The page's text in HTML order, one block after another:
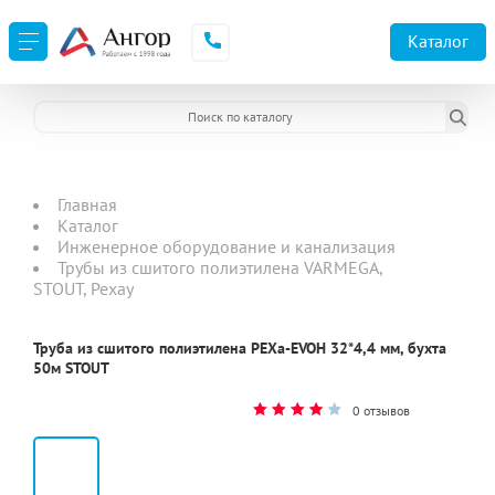
Каталог
Главная
Каталог
Инженерное оборудование и канализация
Трубы из сшитого полиэтилена VARMEGA,
STOUT, Рехау
Труба из сшитого полиэтилена PEXa-EVOH 32*4,4 мм, бухта
50м STOUT
0 отзывов